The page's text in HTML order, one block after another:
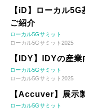
【iD】ローカル
ご紹介
ローカル5Gサミット
ローカル5Gサミット2025
【IDY】IDYの産
ローカル5Gサミット
ローカル5Gサミット2025
【Accuver】展示
ローカル5Gサミット